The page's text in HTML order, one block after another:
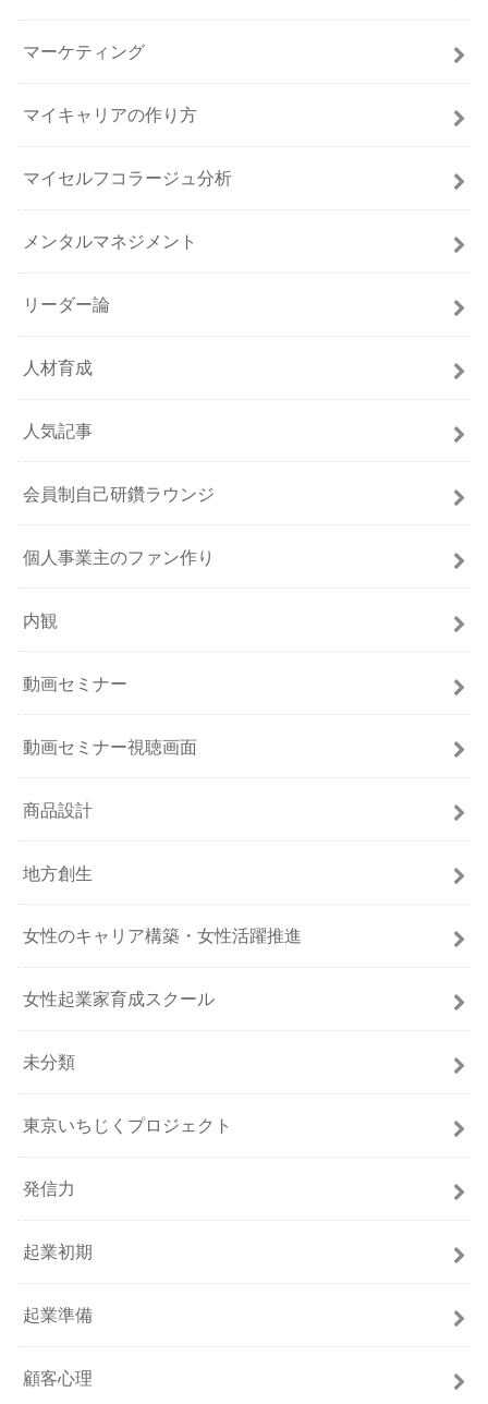
マーケティング
マイキャリアの作り方
マイセルフコラージュ分析
メンタルマネジメント
リーダー論
人材育成
人気記事
会員制自己研鑽ラウンジ
個人事業主のファン作り
内観
動画セミナー
動画セミナー視聴画面
商品設計
地方創生
女性のキャリア構築・女性活躍推進
女性起業家育成スクール
未分類
東京いちじくプロジェクト
発信力
起業初期
起業準備
顧客心理